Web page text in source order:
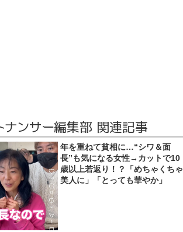
ナンサー編集部 関連記事
年を重ねて貧相に…“シワ＆面
長”も気になる女性→カットで10
歳以上若返り！？「めちゃくちゃ
美人に」「とっても華やか」